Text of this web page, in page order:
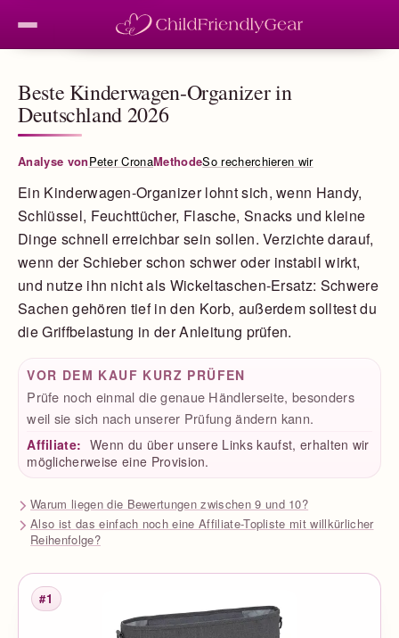
Beste Kinderwagen-Organizer in
Deutschland 2026
Analyse vonPeter CronaMethodeSo recherchieren wir
Ein Kinderwagen-Organizer lohnt sich, wenn Handy,
Schlüssel, Feuchttücher, Flasche, Snacks und kleine
Dinge schnell erreichbar sein sollen. Verzichte darauf,
wenn der Schieber schon schwer oder instabil wirkt,
und nutze ihn nicht als Wickeltaschen-Ersatz: Schwere
Sachen gehören tief in den Korb, außerdem solltest du
die Griffbelastung in der Anleitung prüfen.
VOR DEM KAUF KURZ PRÜFEN
Prüfe noch einmal die genaue Händlerseite, besonders
weil sie sich nach unserer Prüfung ändern kann.
Affiliate: Wenn du über unsere Links kaufst, erhalten wir
möglicherweise eine Provision.
Warum liegen die Bewertungen zwischen 9 und 10?
Also ist das einfach noch eine Affiliate-Topliste mit willkürlicher
Reihenfolge?
Platzierung
#1